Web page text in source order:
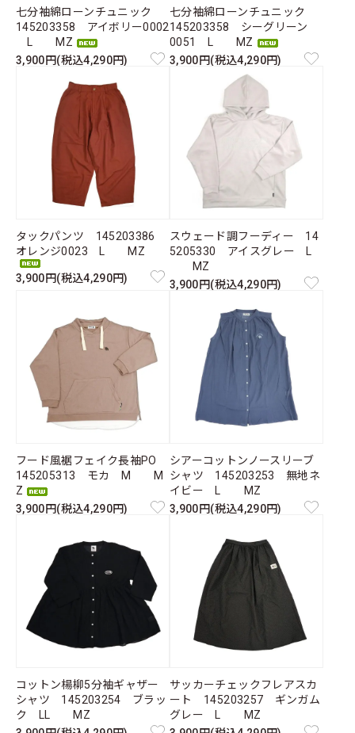
七分袖綿ローンチュニック
145203358 アイボリー0002
L MZ
3,900円(税込4,290円)
七分袖綿ローンチュニック
145203358 シーグリーン
0051 L MZ
3,900円(税込4,290円)
タックパンツ 145203386
オレンジ0023 L MZ
3,900円(税込4,290円)
スウェード調フーディー 14
5205330 アイスグレー L
MZ
3,900円(税込4,290円)
フード風裾フェイク長袖PO
145205313 モカ M M
Z
3,900円(税込4,290円)
シアーコットンノースリーブ
シャツ 145203253 無地ネ
イビー L MZ
3,900円(税込4,290円)
コットン楊柳5分袖ギャザー
シャツ 145203254 ブラッ
ク LL MZ
サッカーチェックフレアスカ
ート 145203257 ギンガム
グレー L MZ